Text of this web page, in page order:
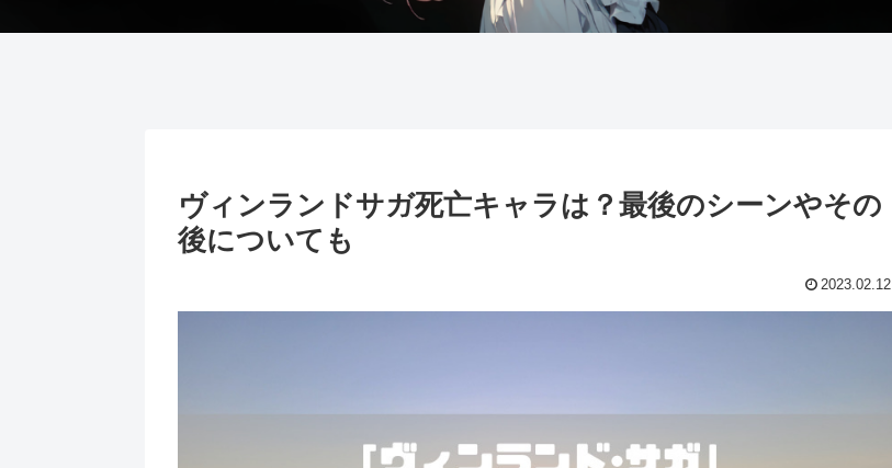
ヴィンランドサガ死亡キャラは？最後のシーンやその
後についても
2023.02.12